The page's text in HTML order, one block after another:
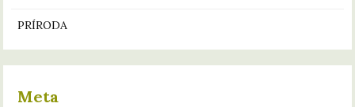
PRÍRODA
Meta